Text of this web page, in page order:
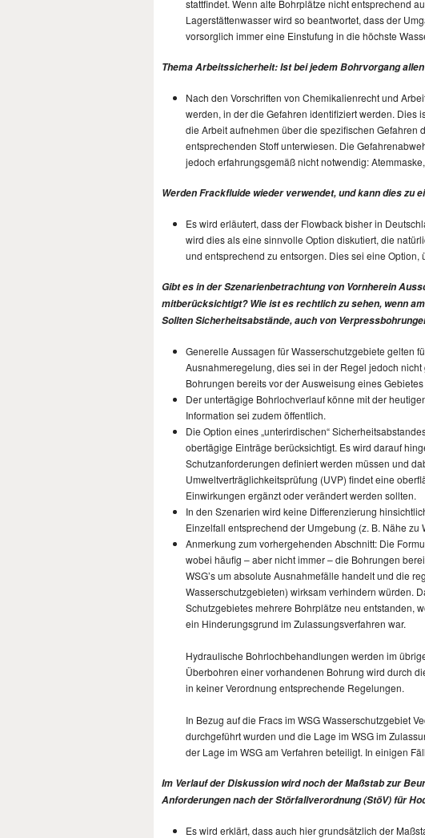
stattfindet. Wenn alte Bohrplätze nicht entsprechend
Lagerstättenwasser wird so beantwortet, dass der
vorsorglich immer eine Einstufung in die höchste
Thema Arbeitssicherheit: Ist bei jedem Bohrvorgang
Nach den Vorschriften von Chemikalienrecht und
werden, in der die Gefahren identifiziert werden. Dies
die Arbeit aufnehmen über die spezifischen Gefahren
entsprechenden Stoff unterwiesen. Die
jedoch erfahrungsgemäß nicht notwendig:
Werden Frackfluide wieder verwendet, und kann dies zu
Es wird erläutert, dass der Flowback bisher in
wird dies als eine sinnvolle Option diskutiert, die
und entsprechend zu entsorgen. Dies sei eine
Gibt es in der Szenarienbetrachtung von Vornherein
mitberücksichtigt? Wie ist es rechtlich zu sehen, wenn
Sollten Sicherheitsabstände, auch von
Generelle Aussagen für Wasserschutzgebiete gelten
Ausnahmeregelung, dies sei in der Regel jedoch
Bohrungen bereits vor der Ausweisung eines
Der untertägige Bohrlochverlauf könne mit der
Information sei zudem öffentlich.
Die Option eines „unterirdischen“
obertägige Einträge berücksichtigt. Es wird darauf
Schutzanforderungen definiert werden müssen und
Umweltverträglichkeitsprüfung (UVP) findet eine
Einwirkungen ergänzt oder verändert werden sollten.
In den Szenarien wird keine Differenzierung
Einzelfall entsprechend der Umgebung (z. B. Nähe
Anmerkung zum vorhergehenden Abschnitt: Die
wobei häufig – aber nicht immer – die Bohrungen
WSG’s um absolute Ausnahmefälle handelt und die
Wasserschutzgebieten) wirksam verhindern würden.
Schutzgebietes mehrere Bohrplätze neu entstanden,
ein Hinderungsgrund im Zulassungsverfahren war.
Hydraulische Bohrlochbehandlungen werden im
Überbohren einer vorhandenen Bohrung wird durch
in keiner Verordnung entsprechende Regelungen.
In Bezug auf die Fracs im WSG Wasserschutzgebiet
durchgeführt wurden und die Lage im WSG im
der Lage im WSG am Verfahren beteiligt. In einigen
Im Verlauf der Diskussion wird noch der Maßstab zur
Anforderungen nach der Störfallverordnung (StöV) für
Es wird erklärt, dass auch hier grundsätzlich der